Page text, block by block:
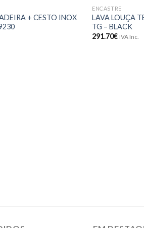
Adicionar
aos meus
+ CESTO INOX
ENCASTRE
LAVA LOUÇA
TG – BLACK
291.70€ IVA Inc.